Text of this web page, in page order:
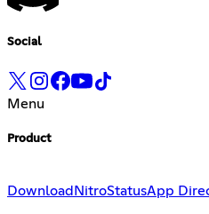
Social
Menu
Product
Download NitroStatusApp